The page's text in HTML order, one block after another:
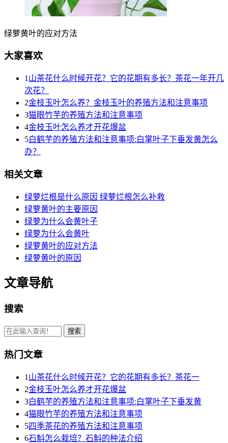
绿萝黄叶的应对方法
大家喜欢
1 山茶花什么时候开花？它的花期有多长？茶花一年开几
次花？
2金枝玉叶怎么养？金枝玉叶的养殖方法和注意事项
3猫眼竹芋的养殖方法和注意事项
4金枝玉叶怎么养才开花爆盆
5白鹤芋的养殖方法和注意事项:白掌叶子下垂发黄怎么
办？
相关文章
绿萝烂根是什么原因 绿萝烂根怎么补救
绿萝黄叶的主要原因
绿萝为什么会黄叶子
绿萝为什么会黄叶
绿萝黄叶的应对方法
绿萝黄叶的原因
文章导航
搜索
热门文章
1 山茶花什么时候开花？它的花期有多长？茶花一
2金枝玉叶怎么养才开花爆盆
3白鹤芋的养殖方法和注意事项:白掌叶子下垂发黄
4猫眼竹芋的养殖方法和注意事项
5四季茶花的养殖方法和注意事项
6石斛怎么栽培？石斛的种法介绍